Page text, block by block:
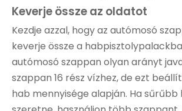
Keverje össze az oldatot
Kezdje azzal, hogy az autómosó
keverje össze a
autómosó szappan olyan arányt
szappan 16 rész vízhez, de ezt
hab mennyisége alapján. Ha sűrűbb